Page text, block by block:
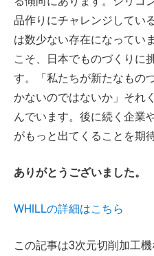
品作りにチャレンジしてい
は数少ない存在になってい
こそ、日本でものづくりに
す。「私たちが新たなもの
かないのではないか」それ
んでいます。後に続く企業
がもっと出てくることを期
ありがとうございました。
WHILLの詳細はこちら
この記事は3次元切削加工